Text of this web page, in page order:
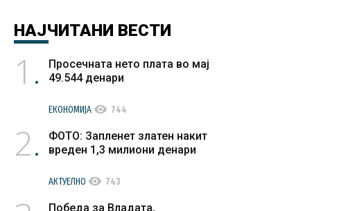
НАЈЧИТАНИ ВЕСТИ
1
Просечната нето плата во мај
49.544 денари
ЕКОНОМИЈА visibility 744
2
ФОТО: Запленет златен накит
вреден 1,3 милиони денари
АКТУЕЛНО visibility 743
Победа за Владата,